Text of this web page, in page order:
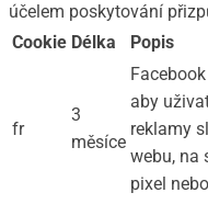
účelem poskytování
Cookie Délka Popis
fr
3
měsíce
aby
reklamy
webu, na
pixel